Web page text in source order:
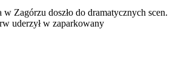
Zagórzu doszło do dramatycznych scen.
uderzył w zaparkowany